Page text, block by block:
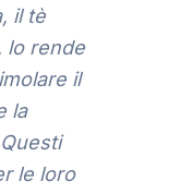
il tè
lo rende
il
la
le loro